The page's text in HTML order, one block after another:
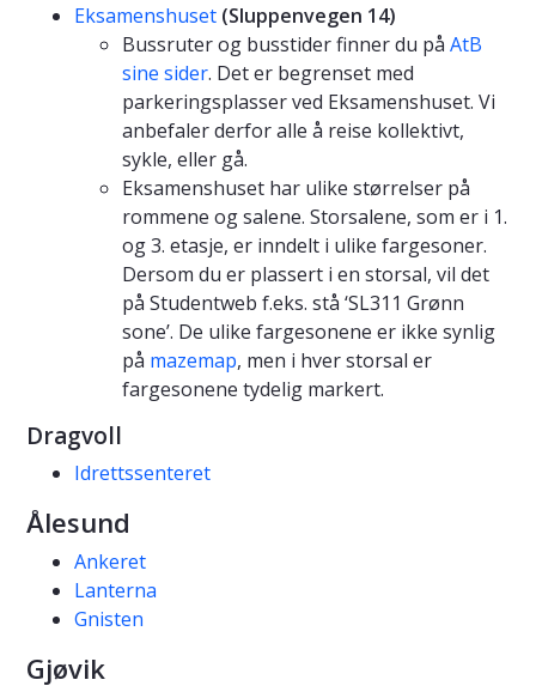
Eksamenshuset (Sluppenvegen 14)
Bussruter og busstider finner du på AtB
sine sider. Det er begrenset med
parkeringsplasser ved Eksamenshuset. Vi
anbefaler derfor alle å reise kollektivt,
sykle, eller gå.
Eksamenshuset har ulike størrelser på
rommene og salene. Storsalene, som er i 1.
og 3. etasje, er inndelt i ulike fargesoner.
Dersom du er plassert i en storsal, vil det
på Studentweb f.eks. stå ‘SL311 Grønn
sone’. De ulike fargesonene er ikke synlig
på mazemap, men i hver storsal er
fargesonene tydelig markert.
Dragvoll
Idrettssenteret
Ålesund
Ankeret
Lanterna
Gnisten
Gjøvik